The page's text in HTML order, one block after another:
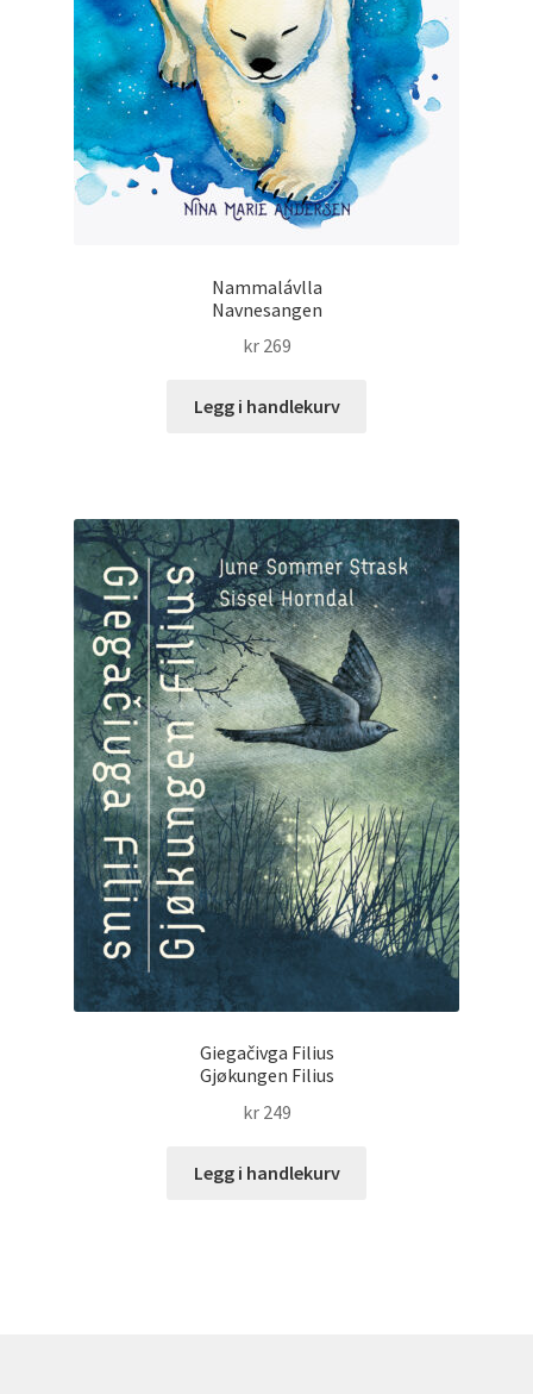
Nammalávlla
Navnesangen
kr269
Legg i handlekurv
Giegačivga Filius
Gjøkungen Filius
kr249
Legg i handlekurv